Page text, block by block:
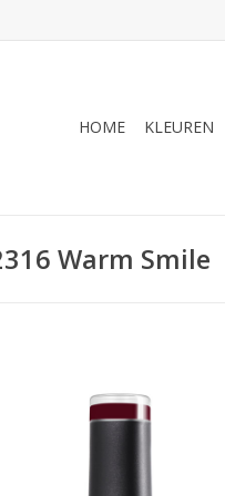
HOME KLEUREN
Warm Smile